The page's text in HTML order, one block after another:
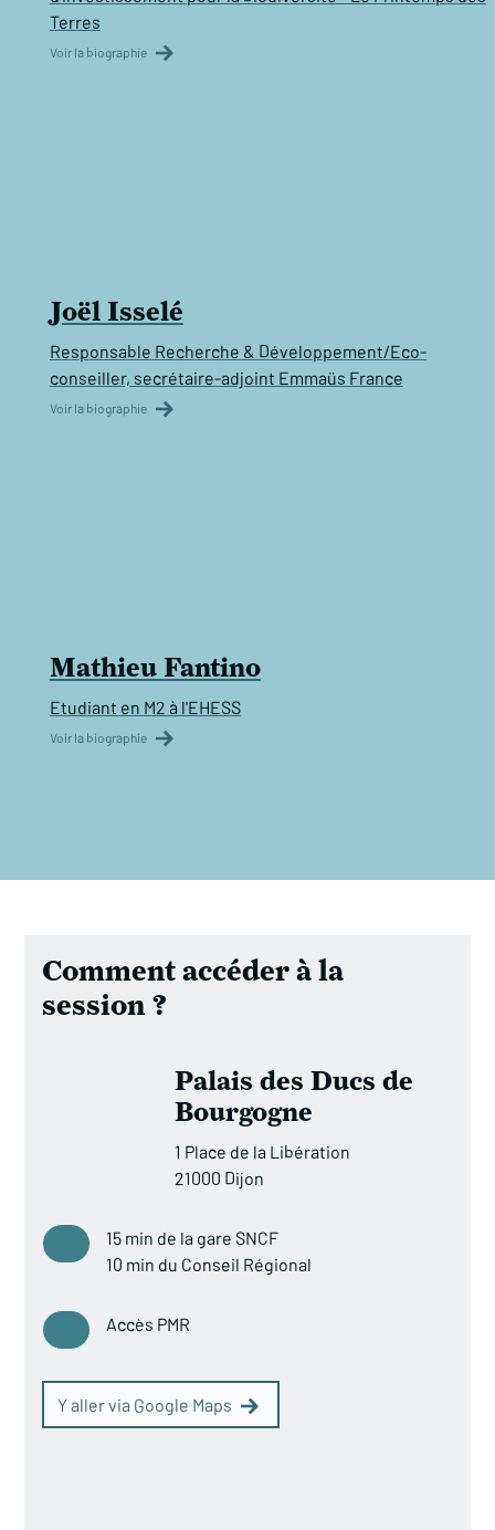
Terres
Voir la biographie
Joël Isselé
Responsable Recherche & Développement/Eco-
conseiller, secrétaire-adjoint Emmaüs France
Voir la biographie
Mathieu Fantino
Etudiant en M2 à l'EHESS
Voir la biographie
Comment accéder à la
session ?
Palais des Ducs de
Bourgogne
1 Place de la Libération
21000 Dijon
15 min de la gare SNCF
10 min du Conseil Régional
Accès PMR
Y aller via Google Maps